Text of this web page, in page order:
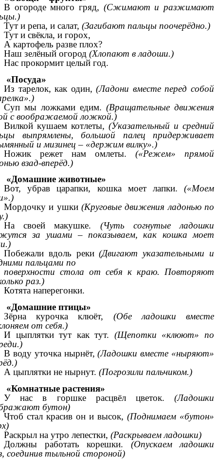
В огороде много гряд, (Сжимают и разжимают
Тут и репа, и салат, (Загибают пальцы поочерёдно.)
Тут и свёкла, и горох,
А картофель разве плох?
Наш зелёный огород (Хлопают в ладоши.)
Нас прокормит целый год.
«Посуда»
Из тарелок, как один,(Ладони вместе перед собой
Суп мы ложками едим. (Вращательные движения
с воображаемой ложкой.)
Вилкой кушаем котлеты, (Указательный и средний
выпрямлены, большой палец придерживает
и мизинец – «держим вилку».)
Ножик режет нам омлеты. («Режем» прямой
взад-вперёд.)
«Домашние животные»
Вот, убрав царапки, кошка моет лапки. («Моем
Мордочку и ушки (Круговые движения ладонью по
На своей макушке. (Чуть согнутые ладошки
за ушами – показываем, как кошка моет
Побежали вдоль реки(Двигают указательными и
пальцами по
поверхности стола от себя к краю. Повторяют
раз.)
Котята наперегонки.
«Домашние птицы»
Зёрна курочка клюёт, (Обе ладошки вместе
от себя.)
И цыплятки тут как тут. (Щепотки «клюют» по
В воду уточка нырнёт,(Ладошки вместе «ныряют»
А цыплятки не нырнут. (Погрозили пальчиком.)
«Комнатные растения»
У нас в горшке расцвёл цветок. (Ладошки
бутон)
Чтоб стал красив он и высок, (Поднимаем «бутон»
Раскрыл на утро лепестки, (Раскрываем ладошки)
Должны работать корешки. (Опускаем ладошки
соединив тыльной стороной)